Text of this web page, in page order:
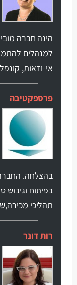
הינה חברה
למנהלים
אי-ודאות,
פרספקטיבה
בהצלחה.
בפיתוח
תהליכי
רות דונר